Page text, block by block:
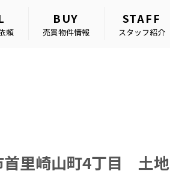
頼
BUY
売買物件情報
STAFF
スタッフ紹介
里崎山町4丁目 土地